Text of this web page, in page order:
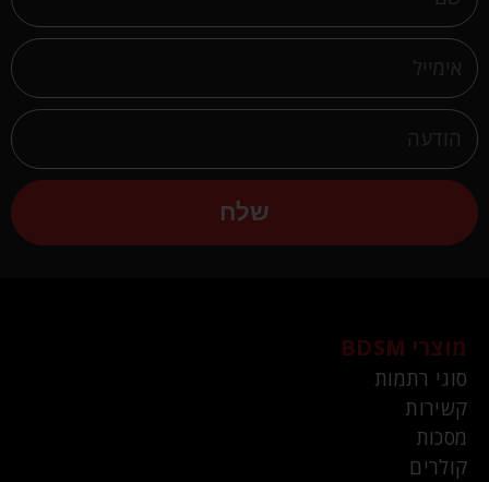
שלח
מוצרי BDSM
סוגי רתמות
קשירות
מסכות
קולרים